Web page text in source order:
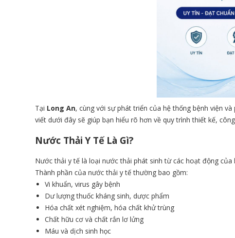
Tại Long An, cùng với sự phát triển của hệ thống bệnh viện
viết dưới đây sẽ giúp bạn hiểu rõ hơn về quy trình thiết kế,
Nước Thải Y Tế Là Gì?
Nước thải y tế là loại nước thải phát sinh từ các hoạt động
Thành phần của nước thải y tế thường bao gồm:
Vi khuẩn, virus gây bệnh
Dư lượng thuốc kháng sinh, dược phẩm
Hóa chất xét nghiệm, hóa chất khử trùng
Chất hữu cơ và chất rắn lơ lửng
Máu và dịch sinh học